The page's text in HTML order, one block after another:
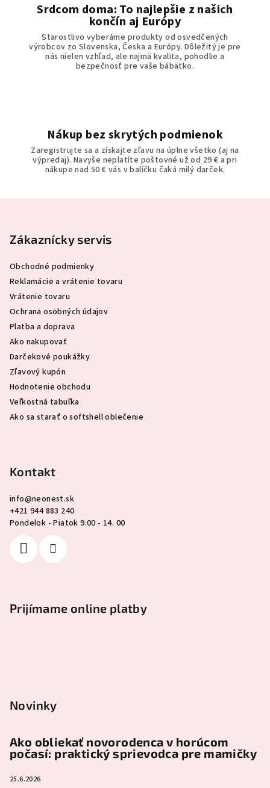
Srdcom doma: To najlepšie z našich
končín aj Európy
Starostlivo vyberáme produkty od osvedčených
výrobcov zo Slovenska, Česka a Európy. Dôležitý je pre
nás nielen vzhľad, ale najmä kvalita, pohodlie a
bezpečnosť pre vaše bábätko.
Nákup bez skrytých podmienok
Zaregistrujte sa a získajte zľavu na úplne všetko (aj na
výpredaj). Navyše neplatíte poštovné už od 29 € a pri
nákupe nad 50 € vás v balíčku čaká milý darček.
Zákaznícky servis
Obchodné podmienky
Reklamácie a vrátenie tovaru
Vrátenie tovaru
Ochrana osobných údajov
Platba a doprava
Ako nakupovať
Darčekové poukážky
Zľavový kupón
Hodnotenie obchodu
Veľkostná tabuľka
Ako sa starať o softshell oblečenie
Kontakt
info@neonest.sk
+421 944 883 240
Pondelok - Piatok 9.00 - 14. 00
Prijímame online platby
Novinky
Ako obliekať novorodenca v horúcom
počasí: praktický sprievodca pre mamičky
25.6.2026